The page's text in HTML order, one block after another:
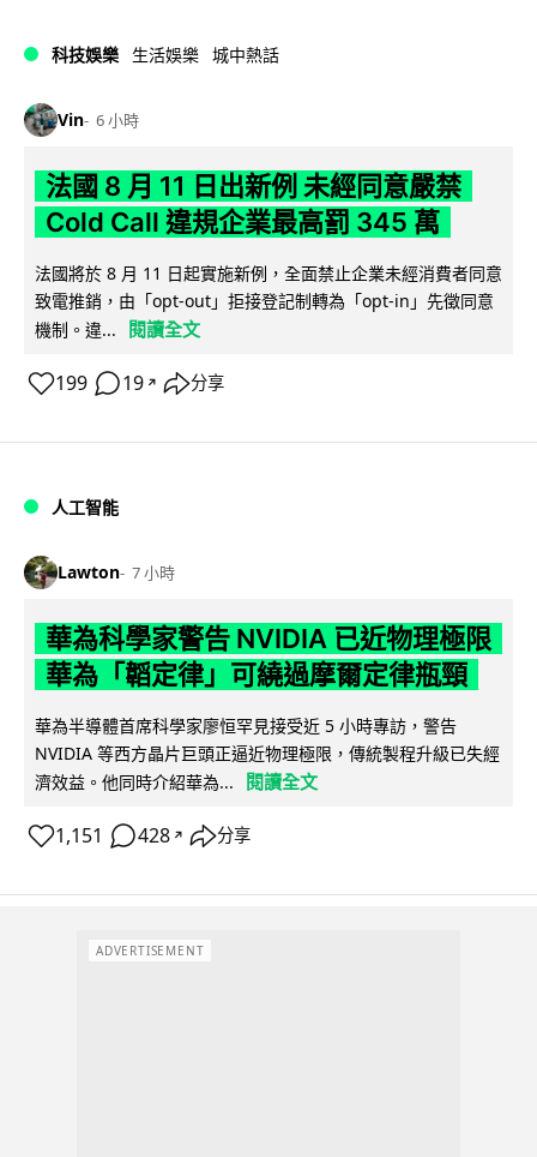
科技娛樂 生活娛樂 城中熱話
Vin 6 小時
法國 8 月 11 日出新例 未經同意嚴禁
Cold Call 違規企業最高罰 345 萬
法國將於 8 月 11 日起實施新例，全面禁止企業未經消費者同意
致電推銷，由「opt-out」拒接登記制轉為「opt-in」先徵同意
機制。違...
閱讀全文
199 19 ↗ 分享
人工智能
Lawton 7 小時
華為科學家警告 NVIDIA 已近物理極限
華為「韜定律」可繞過摩爾定律瓶頸
華為半導體首席科學家廖恒罕見接受近 5 小時專訪，警告
NVIDIA 等西方晶片巨頭正逼近物理極限，傳統製程升級已失經
濟效益。他同時介紹華為...
閱讀全文
1,151 428 ↗ 分享
ADVERTISEMENT